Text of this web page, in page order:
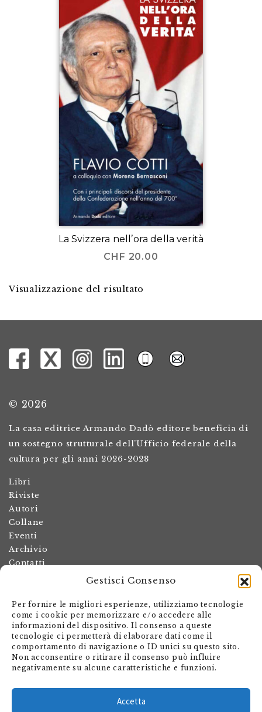
Gestisci Consenso
Per fornire le migliori esperienze, utilizziamo tecnologie
come i cookie per memorizzare e/o accedere alle
informazioni del dispositivo. Il consenso a queste
tecnologie ci permetterà di elaborare dati come il
comportamento di navigazione o ID unici su questo sito.
Non acconsentire o ritirare il consenso può influire
negativamente su alcune caratteristiche e funzioni.
Accetta
La Svizzera nell’ora della verità
CHF 20.00
Visualizzazione del risultato
© 2026
La casa editrice Armando Dadò editore beneficia di
un sostegno strutturale dell’Ufficio federale della
cultura per gli anni 2026-2028
Libri
Riviste
Autori
Collane
Eventi
Archivio
Contatti
Termini e condizioni
Spese di spedizione
Politica dei resi
Informativa sulla privacy
Il mio account
Carrello
Via Giovanni Antonio Orelli 29